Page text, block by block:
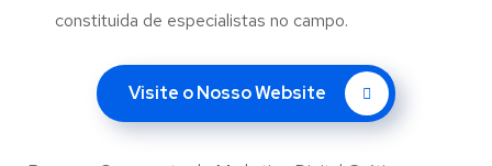
constituida de especialistas no campo.
Visite o Nosso Website